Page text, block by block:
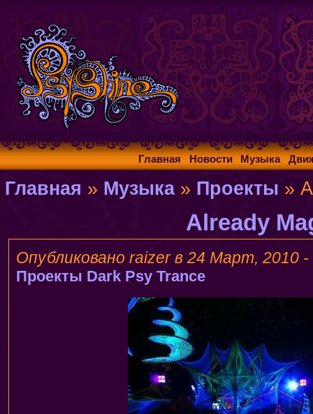
Главная Новости Музыка
Главная » Музыка» Проекты »
Already
Опубликовано raizer в 24 Март, 2010 -
Проекты Dark Psy Trance